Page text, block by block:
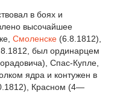
в боях и
высочайшее
Смоленске (6.8.1812),
был ординарцем
Спас-Купле,
ядра и контужен в
Красном (4—